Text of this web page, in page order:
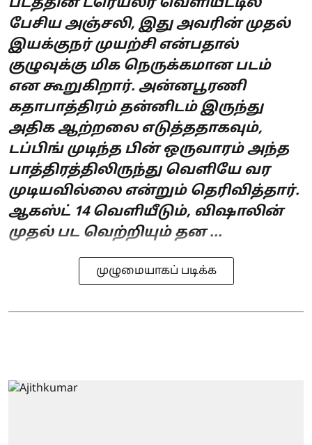
படத்தின் ட்ரெய்லர் வெளியீட்டில்
பேசிய அஞ்சலி, இது அவரின் முதல்
இயக்குநர் முயற்சி என்பதால்
குழுவுக்கு மிக நெருக்கமான படம்
என கூறுகிறார். அன்னபூரணி
கதாபாத்திரம் தன்னிடம் இருந்து
அதிக ஆற்றலை எடுத்ததாகவும்,
டப்பிங் முடிந்த பின் ஒருவாரம் அந்த
பாத்திரத்திலிருந்து வெளியே வர
முடியவில்லை என்றும் தெரிவித்தார்.
ஆகஸ்ட் 14 வெளியீடும், விஷாலின்
முதல் பட வெற்றியும் தன ...
முழுமையாகப் படிக்க